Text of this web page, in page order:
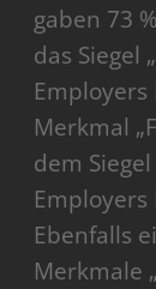
gaben 73
das Siegel
Merkmal
dem
Ebenfalls
Merkmale